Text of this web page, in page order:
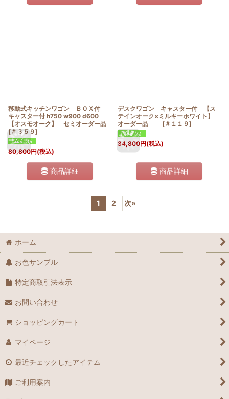
移動式キッチンワゴン ＢＯＸ付
キャスター付 h750 w900 d600
【オスモオーク】 セミオーダー品
[＃３５９]
80,800円(税込)
商品詳細
デスクワゴン キャスター付 【ス
テインオーク×ミルキーホワイト】
オーダー品
[ ＃１１９]
34,800円(税込)
商品詳細
1 2 次»
ホーム
お色サンプル
特定商取引法表示
お問い合わせ
ショッピングカート
マイページ
最近チェックしたアイテム
ご利用案内